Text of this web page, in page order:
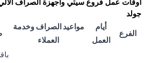
أوقات عمل فروع سيتي وأجهزة الصراف
جولد
الفرع
أيام
العمل
مواعيد الصراف وخدمة
العملاء